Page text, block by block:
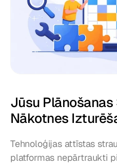
Jūsu
Nākotnes
Tehnoloģijas attīstas